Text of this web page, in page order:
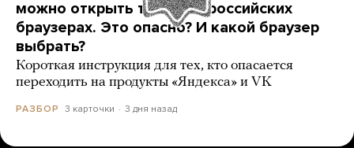
можно открыть только в российских
браузерах. Это опасно? И какой браузер
выбрать?
Короткая инструкция для тех, кто опасается
переходить на продукты «Яндекса» и VK
РАЗБОР 3 карточки 3 дня назад